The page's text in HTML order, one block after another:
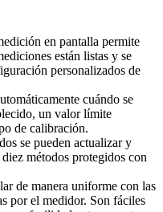
en pantalla permite
están listas y se
personalizados de
cuándo se
un valor límite
de calibración.
se pueden actualizar y
métodos protegidos con
de manera uniforme con las
por el medidor. Son fáciles